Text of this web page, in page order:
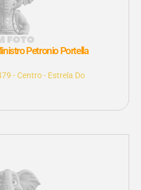
Petronio Portella
- Centro - Estrela Do